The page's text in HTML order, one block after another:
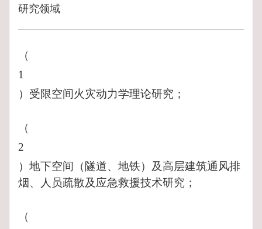
研究领域
（
1
）受限空间火灾动力学理论研究；
（
2
）地下空间（隧道、地铁）及高层建筑通风排
烟、人员疏散及应急救援技术研究；
（